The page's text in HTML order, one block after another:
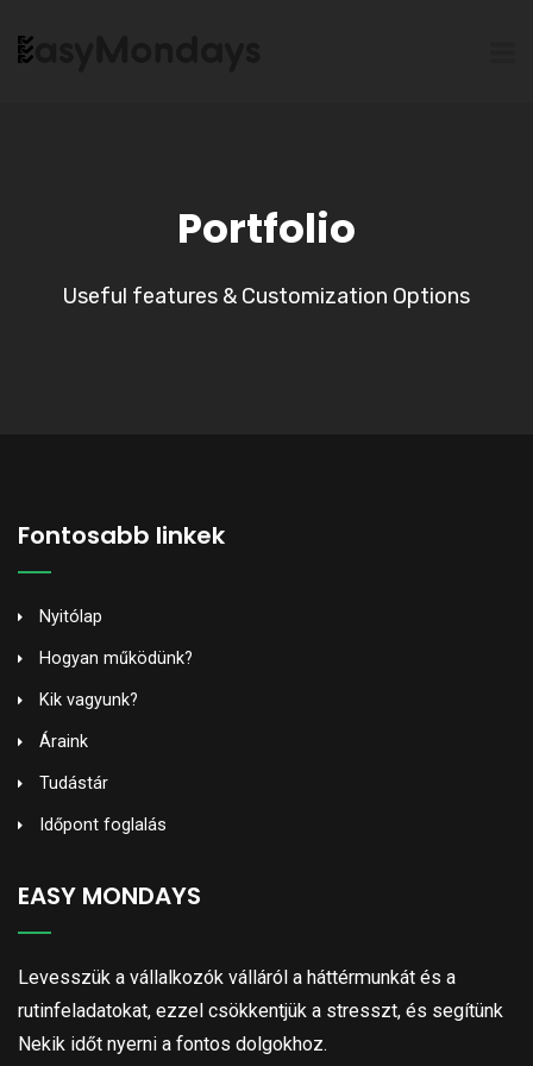
Portfolio
Useful features & Customization Options
Fontosabb linkek
Nyitólap
Hogyan működünk?
Kik vagyunk?
Áraink
Tudástár
Időpont foglalás
EASY MONDAYS
Levesszük a vállalkozók válláról a háttérmunkát és a
rutinfeladatokat, ezzel csökkentjük a stresszt, és segítünk
Nekik időt nyerni a fontos dolgokhoz.